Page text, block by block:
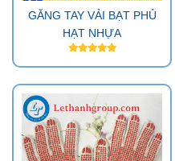
GĂNG TAY VẢI BẠT PHỦ
HẠT NHỰA